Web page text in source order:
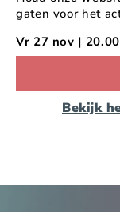
gaten voor het
Vr 27 nov |
Bekijk